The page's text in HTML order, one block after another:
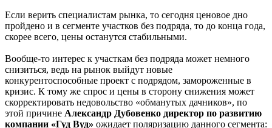
Если верить специалистам рынка, то сегодня ценовое дно
пройдено и в сегменте участков без подряда, то до конца года,
скорее всего, цены останутся стабильными.
Вообще-то интерес к участкам без подряда может немного
снизиться, ведь на рынок выйдут новые
конкурентоспособные проект с подрядом, замороженные в
кризис. К тому же спрос и цены в сторону снижения может
скорректировать недовольство «обманутых дачников», по
этой причине Александр Дубовенко директор по развитию
компании «Гуд Вуд» ожидает поляризацию данного сегмента: